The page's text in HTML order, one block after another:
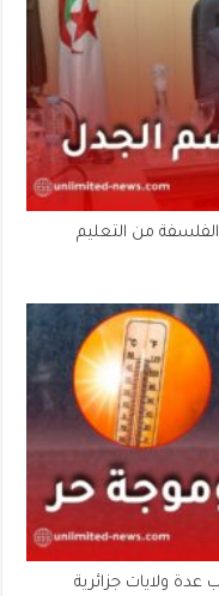
من التعليم
ولايات جزائرية